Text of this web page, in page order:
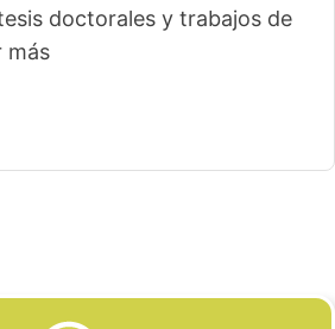
doctorales y trabajos de
más